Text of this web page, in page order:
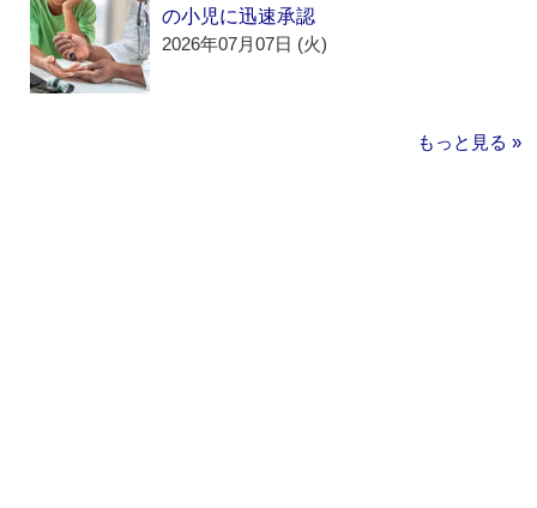
の小児に迅速承認
2026年07月07日 (火)
もっと見る »